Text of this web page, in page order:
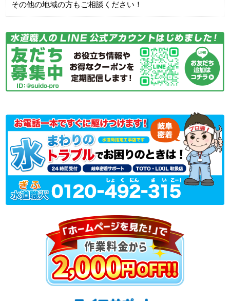
その他の地域の方もご相談ください！